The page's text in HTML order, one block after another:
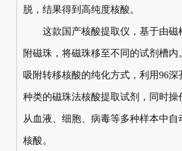
脱，结果得到高纯度核酸。
这款国产核酸提取仪，基于由磁
附磁珠，将磁珠移至不同的试剂槽内
吸附转移核酸的纯化方式，利用96深
种类的磁珠法核酸提取试剂，同时操
从血液、细胞、病毒等多种样本中自
核酸。